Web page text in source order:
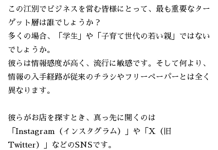
この江別でビジネスを営む皆様にとって、最も重要なター
ゲット層は誰でしょうか？
多くの場合、「学生」や「子育て世代の若い親」ではない
でしょうか。
彼らは情報感度が高く、流行に敏感です。そして何より、
情報の入手経路が従来のチラシやフリーペーパーとは全く
異なります。
彼らがお店を探すとき、真っ先に開くのは
「Instagram（インスタグラム）」や「X（旧
Twitter）」などのSNSです。